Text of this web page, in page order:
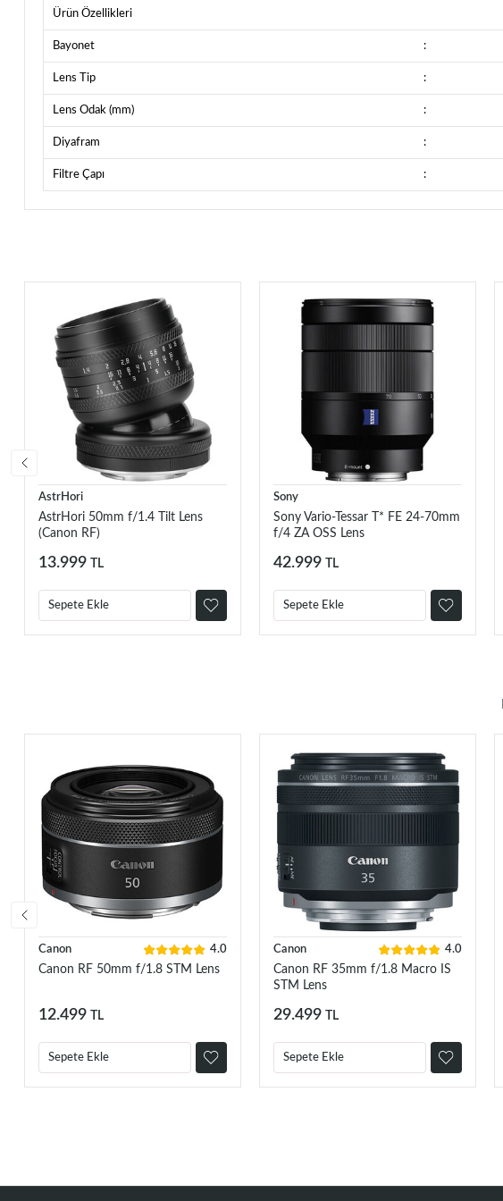
Ürün Özellikleri
Bayonet :
Lens Tip :
Lens Odak (mm) :
Diyafram :
Filtre Çapı :
AstrHori
AstrHori 50mm f/1.4 Tilt Lens
(Canon RF)
13.999 TL
Sepete Ekle
Sony
Sony Vario-Tessar T* FE 24-70mm
f/4 ZA OSS Lens
42.999 TL
Sepete Ekle
Canon 4.0
Canon RF 50mm f/1.8 STM Lens
12.499 TL
Sepete Ekle
Canon 4.0
Canon RF 35mm f/1.8 Macro IS
STM Lens
29.499 TL
Sepete Ekle